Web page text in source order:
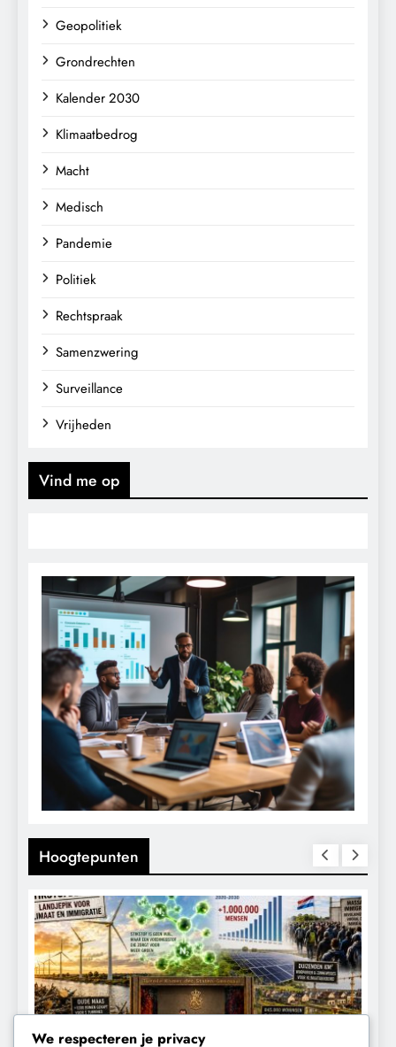
Geopolitiek
Grondrechten
Kalender 2030
Klimaatbedrog
Macht
Medisch
Pandemie
Politiek
Rechtspraak
Samenzwering
Surveillance
Vrijheden
Vind me op
Hoogtepunten
We respecteren je privacy